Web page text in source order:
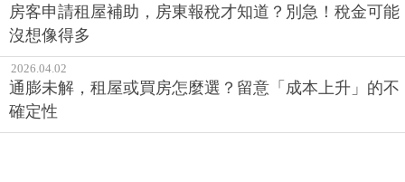
房客申請租屋補助，房東報稅才知道？別急！稅金可能
沒想像得多
2026.04.02
通膨未解，租屋或買房怎麼選？留意「成本上升」的不
確定性